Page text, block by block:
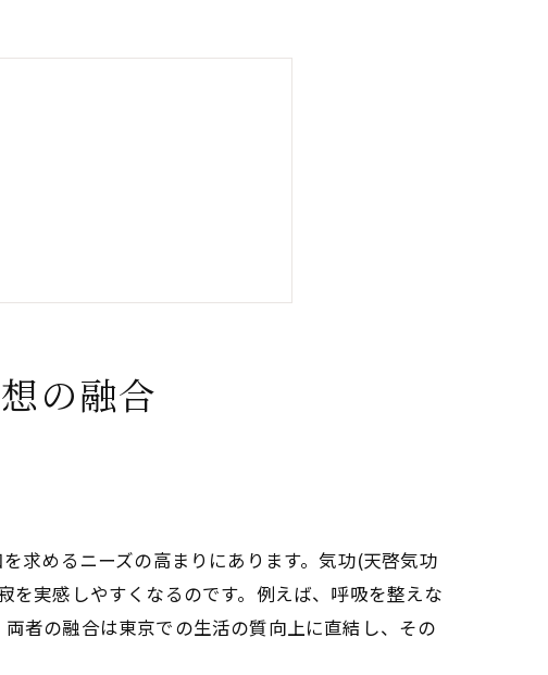
療や療法)教室案内
クンダリニー覚醒の基本
療や療法)講座の関係性
気功治療や療法)瞑想法とは
の融合
求めるニーズの高まりにあります。気功(天啓気功
実感しやすくなるのです。例えば、呼吸を整えな
者の融合は東京での生活の質向上に直結し、その